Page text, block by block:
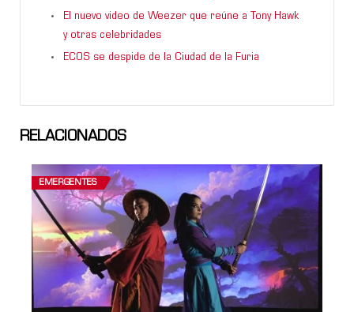
El nuevo video de Weezer que reúne a Tony Hawk
y otras celebridades
ECOS se despide de la Ciudad de la Furia
RELACIONADOS
EMERGENTES